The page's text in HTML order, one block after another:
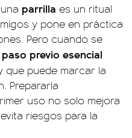
parrilla es un ritual
y pone en práctica
Pero cuando se
previo esencial
que puede marcar la
Prepararla
uso no solo mejora
riesgos para la